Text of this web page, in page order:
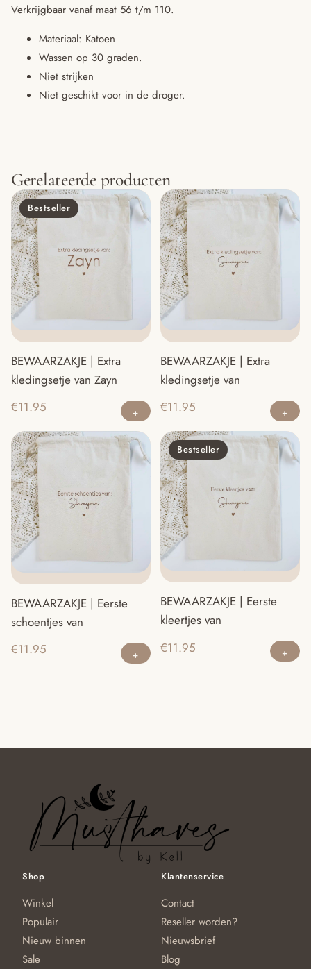
Verkrijgbaar vanaf maat 56 t/m 110.
Materiaal: Katoen
Wassen op 30 graden.
Niet strijken
Niet geschikt voor in de droger.
Gerelateerde producten
Bestseller
BEWAARZAKJE | Extra
kledingsetje van Zayn
€11.95
BEWAARZAKJE | Extra
kledingsetje van
€11.95
BEWAARZAKJE | Eerste
schoentjes van
€11.95
Bestseller
BEWAARZAKJE | Eerste
kleertjes van
€11.95
Shop
Winkel
Populair
Nieuw binnen
Sale
Klantenservice
Contact
Reseller worden?
Nieuwsbrief
Blog